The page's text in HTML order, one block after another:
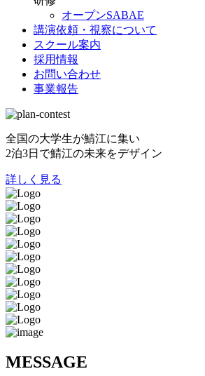
オープンSABAE
講演依頼・視察について
スクール案内
採用情報
お問い合わせ
事業報告
全国の大学生が鯖江に集い
2泊3日で鯖江の未来をデザイン
詳しく見る
MESSAGE